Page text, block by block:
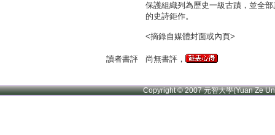
保護組織列為歷史一級古蹟，並全
的史詩鉅作。
<摘錄自媒體封面或內頁>
讀者書評 尚無書評，
Copyright © 2007 元智大學(Yuan Ze